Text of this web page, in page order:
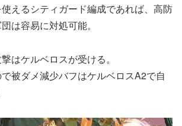
えるシティガード編成であれば、高防
は容易に対処可能。
はケルベロスが受ける。
被ダメ減少バフはケルベロスA2で自